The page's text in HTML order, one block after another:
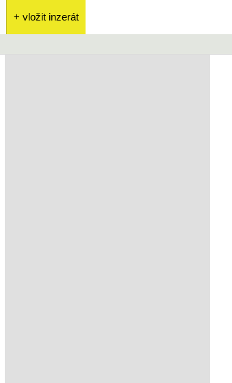
+ vložit inzerát